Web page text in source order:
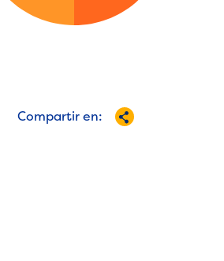
Compartir en: